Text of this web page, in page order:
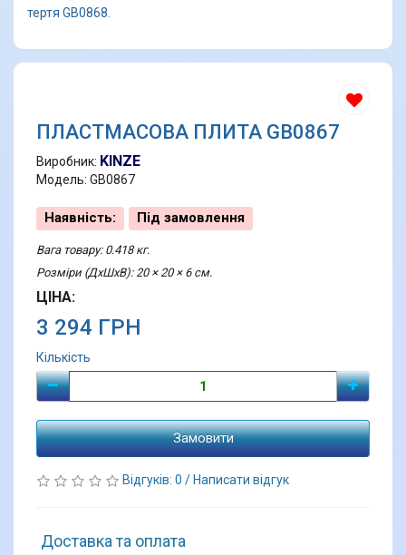
тертя GB0868.
ПЛАСТМАСОВА ПЛИТА GB0867
Виробник: KINZE
Модель: GB0867
Наявність: Під замовлення
Вага товару: 0.418 кг.
Розміри (ДхШхВ): 20 × 20 × 6 см.
ЦІНА:
3 294 ГРН
Кількість
Замовити
Відгуків: 0 / Написати відгук
Доставка та оплата